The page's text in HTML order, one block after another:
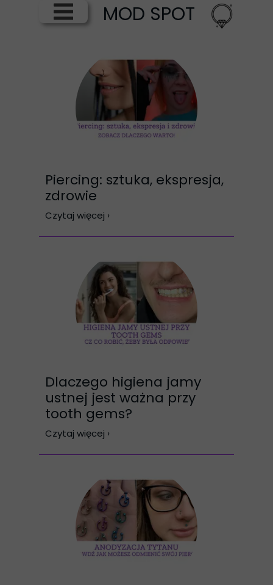
MOD SPOT
Piercing: sztuka, ekspresja,
zdrowie
Czytaj więcej ›
Dlaczego higiena jamy
ustnej jest ważna przy
tooth gems?
Czytaj więcej ›